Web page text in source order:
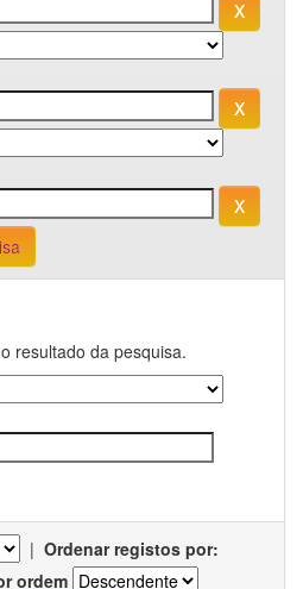
resultado da pesquisa.
| Ordenar registos por:
ordem